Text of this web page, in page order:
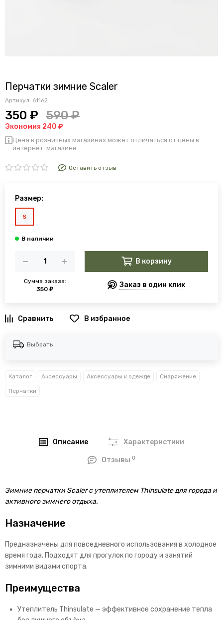
Перчатки зимние Scaler
Артикул: 61162
350 ₽ 590 ₽
Экономия 240 ₽
Цена в розничных магазинах может отличаться от цены в
интернет-магазине
Оставить отзыв
Размер:
S
Сумма заказа:
350 ₽
В корзину
Заказ в один клик
В избранное
Выбрать
Каталог Аксессуары Аксессуары к одежде Снаряжение
Перчатки
Описание Характеристики
Отзывы0
Зимние перчатки Scaler с утеплителем Thinsulate для города и
активного зимнего отдыха.
Назначение
Предназначены для повседневного использования в холодное
время года. Подходят для прогулок по городу и занятий
зимними видами спорта.
Преимущества
Утеплитель Thinsulate — эффективное сохранение тепла